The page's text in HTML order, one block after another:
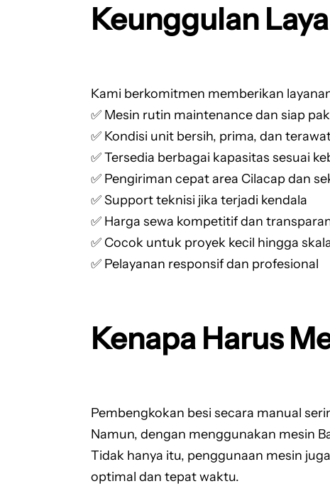
Keunggulan
Kami berkomitmen memberikan
✅ Mesin rutin maintenance dan siap
✅ Kondisi unit bersih, prima, dan
✅ Tersedia berbagai kapasitas sesuai
✅ Pengiriman cepat area Cilacap dan
✅ Support teknisi jika terjadi kendala
✅ Harga sewa kompetitif dan
✅ Cocok untuk proyek kecil hingga
✅ Pelayanan responsif dan profesional
Kenapa Harus
Pembengkokan besi secara manual
Namun, dengan menggunakan mesin
Tidak hanya itu, penggunaan mesin
optimal dan tepat waktu.